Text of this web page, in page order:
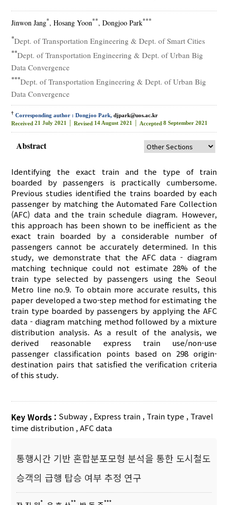
Jinwon Jang*, Hosang Yoon**, Dongjoo Park***
*Dept. of Transportation Engineering & Dept. of Smart Cities
**Dept. of Transportation Engineering & Dept. of Urban Big
Data Convergence
***Dept. of Transportation Engineering & Dept. of Urban Big
Data Convergence
† Corresponding author : Dongjoo Park,djpark@uos.ac.kr
Received 21 July 2021 │Revised 14 August 2021 │ Accepted 8 September 2021
Abstract
Identifying the exact train and the type of train
boarded by passengers is practically cumbersome.
Previous studies identified the trains boarded by each
passenger by matching the Automated Fare Collection
(AFC) data and the train schedule diagram. However,
this approach has been shown to be inefficient as the
exact train boarded by a considerable number of
passengers cannot be accurately determined. In this
study, we demonstrate that the AFC data - diagram
matching technique could not estimate 28% of the
train type selected by passengers using the Seoul
Metro line no.9. To obtain more accurate results, this
paper developed a two-step method for estimating the
train type boarded by passengers by applying the AFC
data - diagram matching method followed by a mixture
distribution analysis. As a result of the analysis, we
derived reasonable express train use/non-use
passenger classification points based on 298 origin-
destination pairs that satisfied the verification criteria
of this study.
Key Words : Subway , Express train , Train type , Travel
time distribution ,AFC data
통행시간 기반 혼합분포모형 분석을 통한 도시철도
승객의 급행 탑승 여부 추정 연구
* ** ***